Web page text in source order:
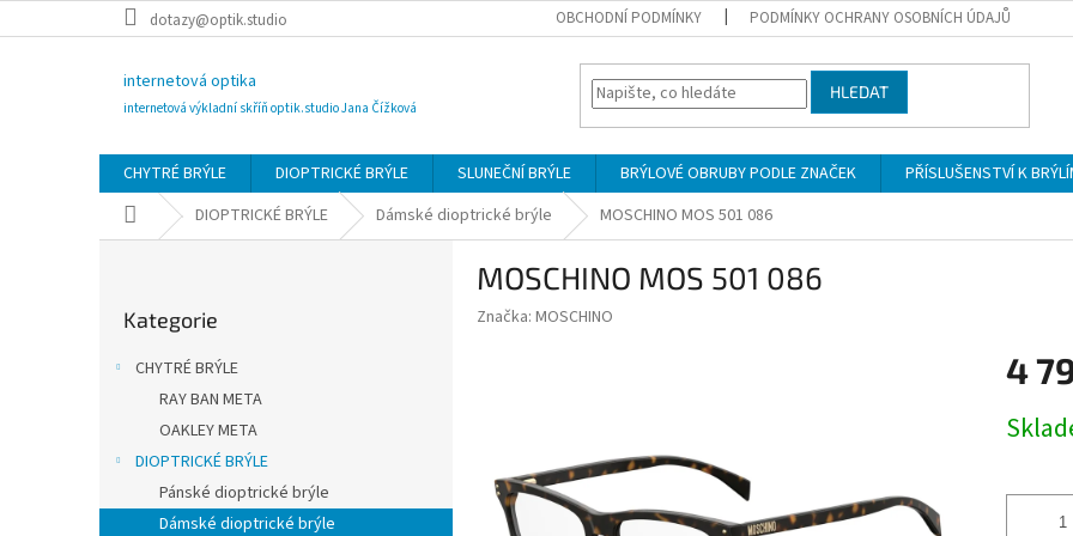
na
dotazy@optik.studio OBCHODNÍ PODMÍNKY PODMÍNKY OCHRANY OSOBNÍCH ÚDAJŮ
internetová optika
internetová výkladní skříň optik.studio Jana Čížková
HLEDAT
CHYTRÉ BRÝLE DIOPTRICKÉ BRÝLE SLUNEČNÍ BRÝLE BRÝLOVÉ OBRUBY PODLE ZNAČEK PŘÍSLUŠENSTVÍ K
Domů DIOPTRICKÉ BRÝLE Dámské dioptrické brýle MOSCHINO MOS 501 086
a
kategorie
Kategorie
CHYTRÉ BRÝLE
RAY BAN META
OAKLEY META
DIOPTRICKÉ BRÝLE
Pánské dioptrické brýle
Dámské dioptrické brýle
MOSCHINO MOS 501 086
Značka: MOSCHINO
4
cena: